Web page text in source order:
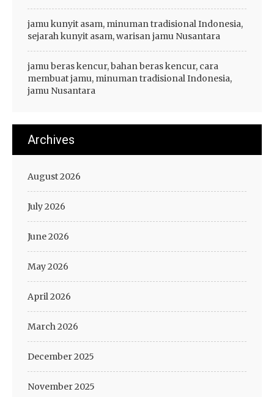
jamu kunyit asam, minuman tradisional Indonesia,
sejarah kunyit asam, warisan jamu Nusantara
jamu beras kencur, bahan beras kencur, cara
membuat jamu, minuman tradisional Indonesia,
jamu Nusantara
Archives
August 2026
July 2026
June 2026
May 2026
April 2026
March 2026
December 2025
November 2025